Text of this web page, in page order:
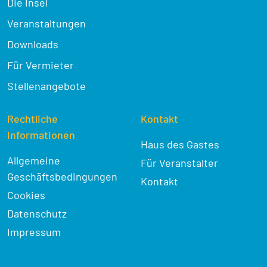
Veranstaltungen
Downloads
Für Vermieter
Stellenangebote
Rechtliche
Informationen
Allgemeine
Geschäftsbedingungen
Cookies
Datenschutz
Impressum
Kontakt
Haus des Gastes
Für Veranstalter
Kontakt